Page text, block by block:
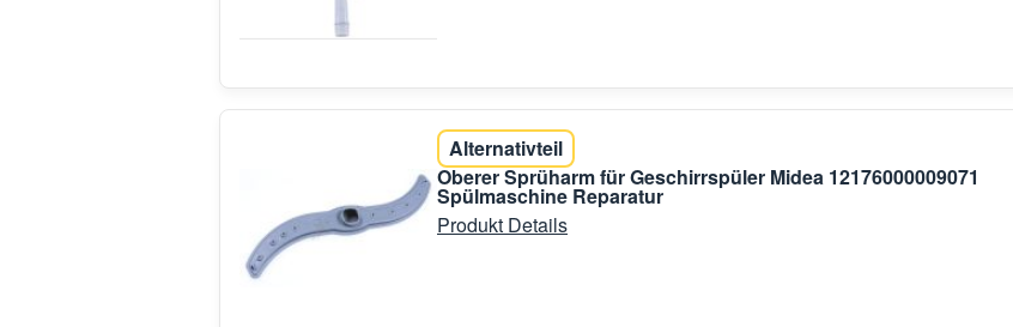
Alternativteil
Oberer Sprüharm für Geschirrspüler Midea 12176000009071
Spülmaschine Reparatur
Produkt Details